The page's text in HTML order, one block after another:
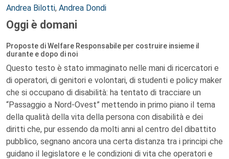
Autori:
Andrea Bilotti, Andrea Dondi
Oggi è domani
Proposte di Welfare Responsabile per costruire insieme il
durante e dopo di noi
Questo testo è stato immaginato nelle mani di ricercatori e
di operatori, di genitori e volontari, di studenti e policy maker
che si occupano di disabilità: ha tentato di tracciare un
“Passaggio a Nord-Ovest” mettendo in primo piano il tema
della qualità della vita della persona con disabilità e dei
diritti che, pur essendo da molti anni al centro del dibattito
pubblico, segnano ancora una certa distanza tra i principi che
guidano il legislatore e le condizioni di vita che operatori e